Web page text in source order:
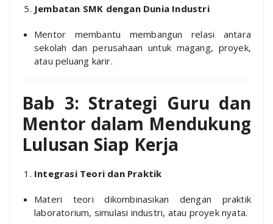
Jembatan SMK dengan Dunia Industri
Mentor membantu membangun relasi antara
sekolah dan perusahaan untuk magang, proyek,
atau peluang karir.
Bab 3: Strategi Guru dan
Mentor dalam Mendukung
Lulusan Siap Kerja
Integrasi Teori dan Praktik
Materi teori dikombinasikan dengan praktik
laboratorium, simulasi industri, atau proyek nyata.